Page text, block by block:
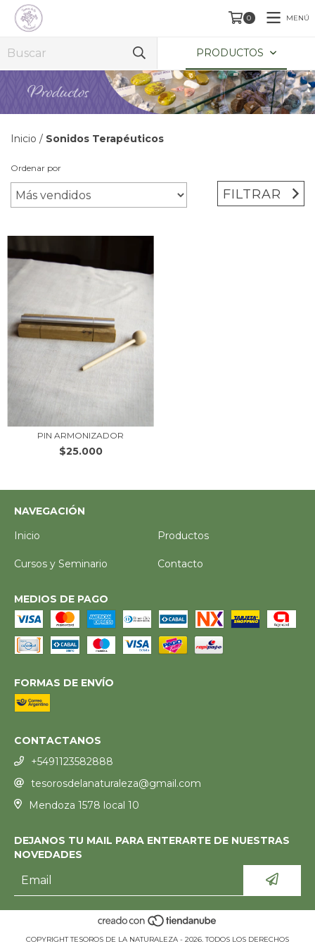
0 MENÚ
PRODUCTOS
Inicio / Sonidos Terapéuticos
Ordenar por
FILTRAR
PIN ARMONIZADOR
$25.000
NAVEGACIÓN
Inicio
Productos
Cursos y Seminario Contacto
MEDIOS DE PAGO
FORMAS DE ENVÍO
CONTACTANOS
+5491123582888
tesorosdelanaturaleza@gmail.com
Mendoza 1578 local 10
DEJANOS TU MAIL PARA ENTERARTE DE NUESTRAS
NOVEDADES
COPYRIGHT TESOROS DE LA NATURALEZA - 2026. TODOS LOS DERECHOS